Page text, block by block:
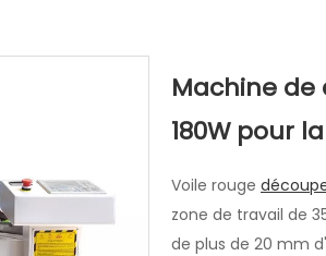
Machine de
180W pour
Voile rouge
zone de travail de
de plus de 20 mm